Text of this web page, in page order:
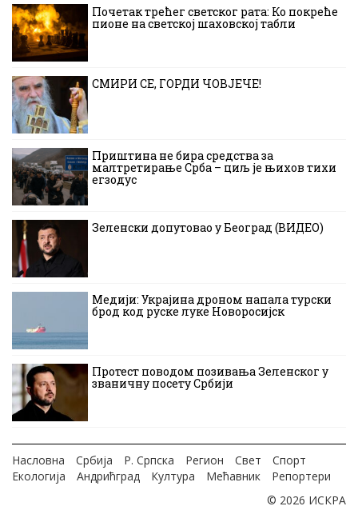
Почетак трећег светског рата: Ко покреће
пионе на светској шаховској табли
СМИРИ СЕ, ГОРДИ ЧОВЈЕЧЕ!
Приштина не бира средства за
малтретирање Срба – циљ је њихов тихи
егзодус
Зеленски допутовао у Београд (ВИДЕО)
Медији: Украјина дроном напала турски
брод код руске луке Новоросијск
Протест поводом позивања Зеленског у
званичну посету Србији
Насловна Србија Р. Српска Регион Свет
Спорт
Екологија
Андрићград Култура Мећавник
Репортери
© 2026 ИСКРА